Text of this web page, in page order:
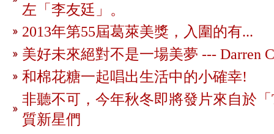
左「李友廷」。
2013年第55屆葛萊美獎，入圍的有...
美好未來絕對不是一場美夢 --- Darren
和棉花糖一起唱出生活中的小確幸!
非聽不可，今年秋冬即將發片來自於「
質新星們